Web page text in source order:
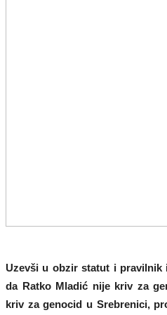
Uzevši u obzir statut i pravilnik
da Ratko Mladić nije kriv za
kriv za genocid u Srebrenici,